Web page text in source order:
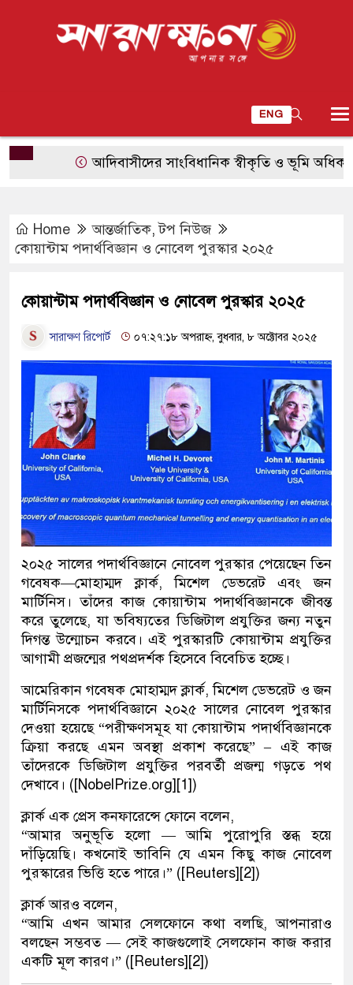
ENG
আদিবাসীদের সাংবিধানিক স্বীকৃতি ও ভূমি অধিকার
Home আন্তর্জাতিক,টপ নিউজ
কোয়ান্টাম পদার্থবিজ্ঞান ও নোবেল পুরস্কার ২০২৫
কোয়ান্টাম পদার্থবিজ্ঞান ও নোবেল পুরস্কার ২০২৫
সারাক্ষণ রিপোর্ট ০৭:২৭:১৮ অপরাহ্ন, বুধবার, ৮ অক্টোবর ২০২৫
২০২৫ সালের পদার্থবিজ্ঞানে নোবেল পুরস্কার পেয়েছেন তিন
গবেষক—মোহাম্মদ ক্লার্ক, মিশেল ডেভরেট এবং জন
মার্টিনিস। তাঁদের কাজ কোয়ান্টাম পদার্থবিজ্ঞানকে জীবন্ত
করে তুলেছে, যা ভবিষ্যতের ডিজিটাল প্রযুক্তির জন্য নতুন
দিগন্ত উন্মোচন করবে। এই পুরস্কারটি কোয়ান্টাম প্রযুক্তির
আগামী প্রজন্মের পথপ্রদর্শক হিসেবে বিবেচিত হচ্ছে।
আমেরিকান গবেষক মোহাম্মদ ক্লার্ক, মিশেল ডেভরেট ও জন
মার্টিনিসকে পদার্থবিজ্ঞানে ২০২৫ সালের নোবেল পুরস্কার
দেওয়া হয়েছে “পরীক্ষণসমূহ যা কোয়ান্টাম পদার্থবিজ্ঞানকে
ক্রিয়া করছে এমন অবস্থা প্রকাশ করেছে” – এই কাজ
তাঁদেরকে ডিজিটাল প্রযুক্তির পরবর্তী প্রজন্ম গড়তে পথ
দেখাবে। ([NobelPrize.org][1])
ক্লার্ক এক প্রেস কনফারেন্সে ফোনে বলেন,
“আমার অনুভূতি হলো — আমি পুরোপুরি স্তব্ধ হয়ে
দাঁড়িয়েছি। কখনোই ভাবিনি যে এমন কিছু কাজ নোবেল
পুরস্কারের ভিত্তি হতে পারে।” ([Reuters][2])
ক্লার্ক আরও বলেন,
“আমি এখন আমার সেলফোনে কথা বলছি, আপনারাও
বলছেন সম্ভবত — সেই কাজগুলোই সেলফোন কাজ করার
একটি মূল কারণ।” ([Reuters][2])